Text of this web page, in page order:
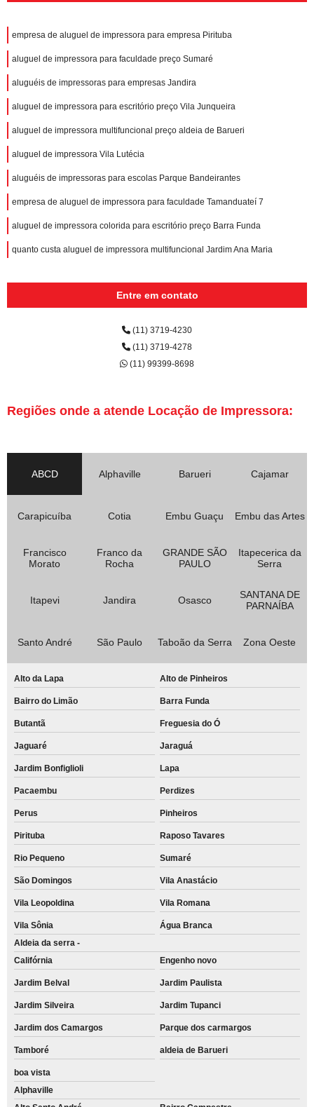
empresa de aluguel de impressora para empresa Pirituba
aluguel de impressora para faculdade preço Sumaré
aluguéis de impressoras para empresas Jandira
aluguel de impressora para escritório preço Vila Junqueira
aluguel de impressora multifuncional preço aldeia de Barueri
aluguel de impressora Vila Lutécia
aluguéis de impressoras para escolas Parque Bandeirantes
empresa de aluguel de impressora para faculdade Tamanduateí 7
aluguel de impressora colorida para escritório preço Barra Funda
quanto custa aluguel de impressora multifuncional Jardim Ana Maria
Entre em contato
(11) 3719-4230
(11) 3719-4278
(11) 99399-8698
Regiões onde a atende Locação de Impressora:
ABCD Alphaville Barueri Cajamar
Carapicuíba Cotia Embu Guaçu Embu das Artes
Francisco
Morato
Franco da
Rocha
GRANDE SÃO
PAULO
Itapecerica da
Serra
Itapevi Jandira Osasco
SANTANA DE
PARNAÍBA
Santo André São Paulo Taboão da Serra Zona Oeste
Alto da Lapa Alto de Pinheiros
Bairro do Limão Barra Funda
Butantã Freguesia do Ó
Jaguaré Jaraguá
Jardim Bonfiglioli Lapa
Pacaembu Perdizes
Perus Pinheiros
Pirituba Raposo Tavares
Rio Pequeno Sumaré
São Domingos Vila Anastácio
Vila Leopoldina Vila Romana
Vila Sônia
Água Branca
Aldeia da serra -
Califórnia
Engenho novo
Jardim Belval Jardim Paulista
Jardim Silveira Jardim Tupanci
Jardim dos Camargos Parque dos carmargos
Tamboré aldeia de Barueri
boa vista
Alphaville